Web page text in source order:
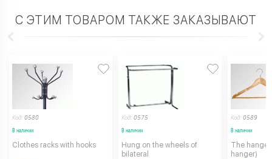
С ЭТИМ ТОВАРОМ ТАКЖЕ ЗАКАЗЫВАЮТ
Код: 0580
В наличии
Clothes racks with hooks
Код: 0575
В наличии
Hung on the wheels of
bilateral
Код: 0589
В наличии
The
hanger)